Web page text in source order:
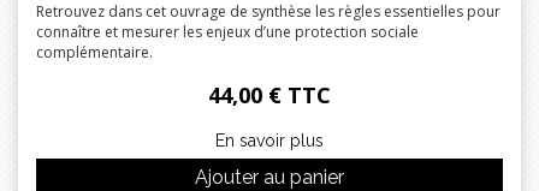
Retrouvez dans cet ouvrage de synthèse les règles essentielles pour
connaître et mesurer les enjeux d’une protection sociale
complémentaire.
44,00 € TTC
En savoir plus
Ajouter au panier